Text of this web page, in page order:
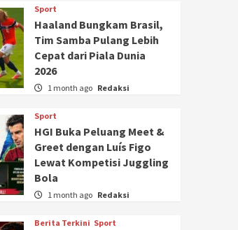
Sport
Haaland Bungkam Brasil,
Tim Samba Pulang Lebih
Cepat dari Piala Dunia
2026
1 month ago Redaksi
Sport
HGI Buka Peluang Meet &
Greet dengan Luís Figo
Lewat Kompetisi Juggling
Bola
1 month ago Redaksi
Berita Terkini Sport